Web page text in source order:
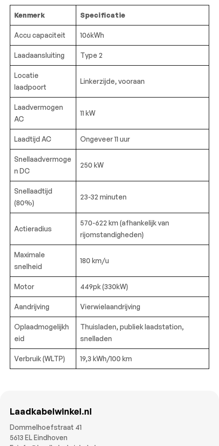
Kenmerk Specificatie
Accu capaciteit 106kWh
Laadaansluiting Type 2
Locatie
laadpoort
Linkerzijde, vooraan
Laadvermogen
AC
11 kW
Laadtijd AC Ongeveer 11 uur
Snellaadvermoge
n DC
250 kW
Snellaadtijd
(80%)
23-32 minuten
Actieradius
570-622 km (afhankelijk van
rijomstandigheden)
Maximale
snelheid
180 km/u
Motor 449pk (330kW)
Aandrijving Vierwielaandrijving
Oplaadmogelijkh
eid
Thuisladen, publiek laadstation,
snelladen
Verbruik (WLTP) 19,3 kWh/100 km
Laadkabelwinkel.nl
Dommelhoefstraat 41
5613 EL Eindhoven